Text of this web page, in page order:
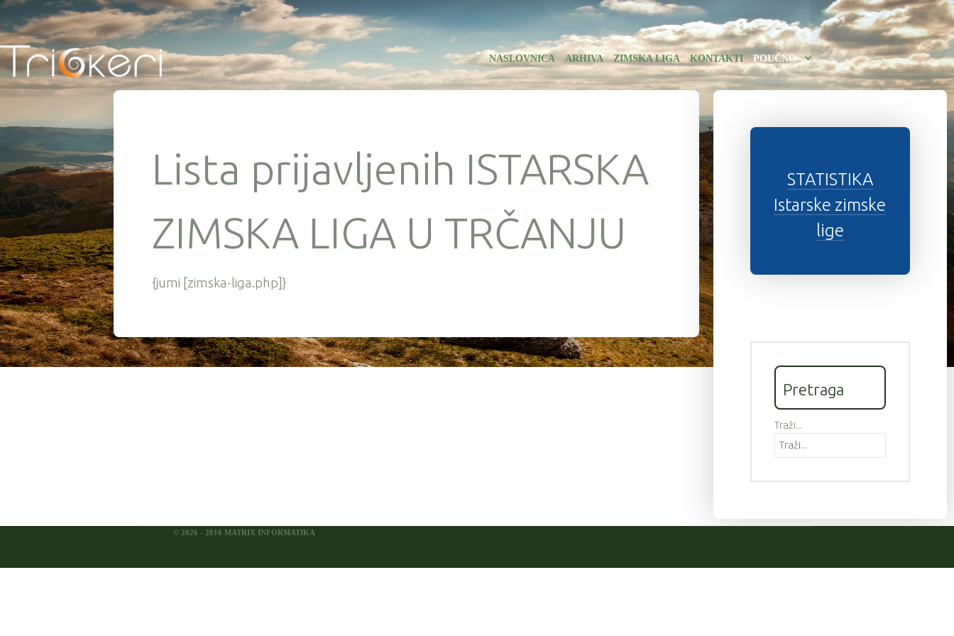
NASLOVNICA ARHIVA ZIMSKA LIGA KONTAKTI POUČNO
Lista prijavljenih ISTARSKA
ZIMSKA LIGA U TRČANJU
{jumi [zimska-liga.php]}
STATISTIKA
Istarske zimske
lige
Pretraga
Traži...
© 2026 - 2016 MATRIX INFORMATIKA